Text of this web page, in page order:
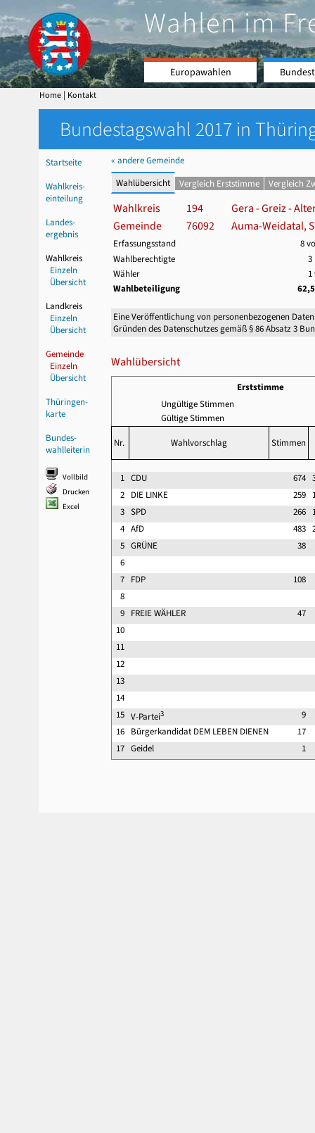
Wahlen im
Europawahlen
Home | Kontakt
Bundestagswahl 2017 in
Startseite
Wahlkreis-
einteilung
Landes-
ergebnis
Wahlkreis
Einzeln
Übersicht
Landkreis
Einzeln
Übersicht
Gemeinde
Einzeln
Übersicht
Thüringen-
karte
Bundes-
wahlleiterin
Vollbild
Drucken
Excel
« andere Gemeinde
Wahlübersicht
Vergleich Erststimme Vergleich
Wahlkreis 194
Gera - Greiz -
Gemeinde
76092 Auma-Weidatal,
Erfassungsstand
8
Wahlberechtigte
3
Wähler
1
Wahlbeteiligung
Eine Veröffentlichung von personenbezogenen
Gründen des Datenschutzes gemäß § 86 Absatz 3
Wahlübersicht
Erststimme
Ungültige Stimmen
Gültige Stimmen
Nr. Wahlvorschlag Stimmen
1 CDU 674
2 DIE LINKE 259
3 SPD 266
4 AfD 483
5 GRÜNE 38
6
7 FDP 108
8
9 FREIE WÄHLER 47
10
11
12
13
14
15 V-Partei3 9
16 Bürgerkandidat DEM LEBEN DIENEN 17
17 Geidel 1